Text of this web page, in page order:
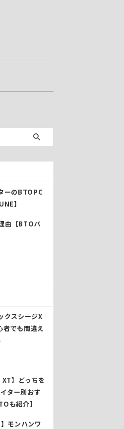
ーのBTOPC
】
由【BTOパ
クスシージX
者でも間違え
】どっちを
ター別おす
も紹介】
モンハンワ